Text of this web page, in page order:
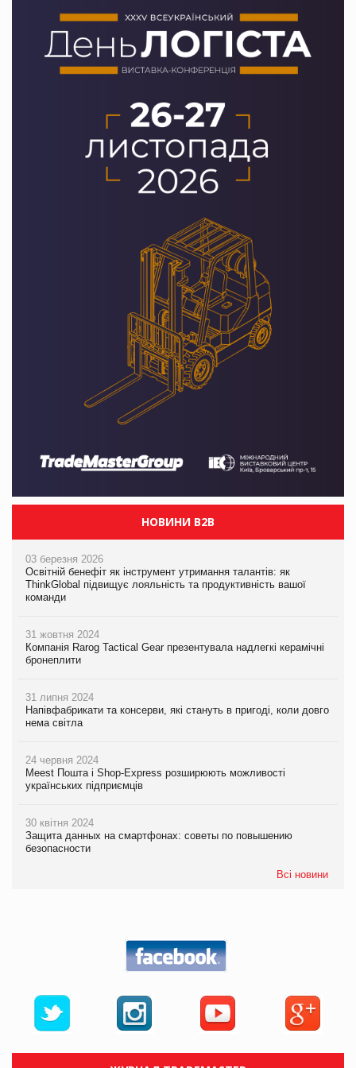
НОВИНИ B2B
03 березня 2026
Освітній бенефіт як інструмент утримання талантів: як
ThinkGlobal підвищує лояльність та продуктивність вашої
команди
31 жовтня 2024
Компанія Rarog Tactical Gear презентувала надлегкі керамічні
бронеплити
31 липня 2024
Напівфабрикати та консерви, які стануть в пригоді, коли довго
нема світла
24 червня 2024
Meest Пошта і Shop-Express розширюють можливості
українських підприємців
30 квітня 2024
Защита данных на смартфонах: советы по повышению
безопасности
Всі новини